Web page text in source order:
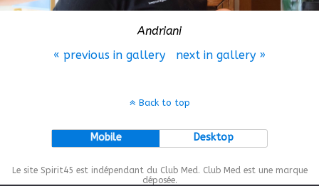
Andriani
« previous in gallery
next in gallery »
Back to top
Mobile Desktop
Le site Spirit45 est indépendant du Club Med. Club Med est une marque
déposée.